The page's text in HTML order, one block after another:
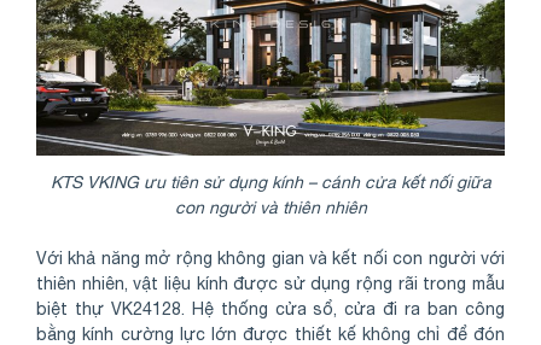
KTS VKING ưu tiên sử dụng kính – cánh cửa kết nối giữa
con người và thiên nhiên
Với khả năng mở rộng không gian và kết nối con người với
thiên nhiên, vật liệu kính được sử dụng rộng rãi trong mẫu
biệt thự VK24128. Hệ thống cửa sổ, cửa đi ra ban công
bằng kính cường lực lớn được thiết kế không chỉ để đón